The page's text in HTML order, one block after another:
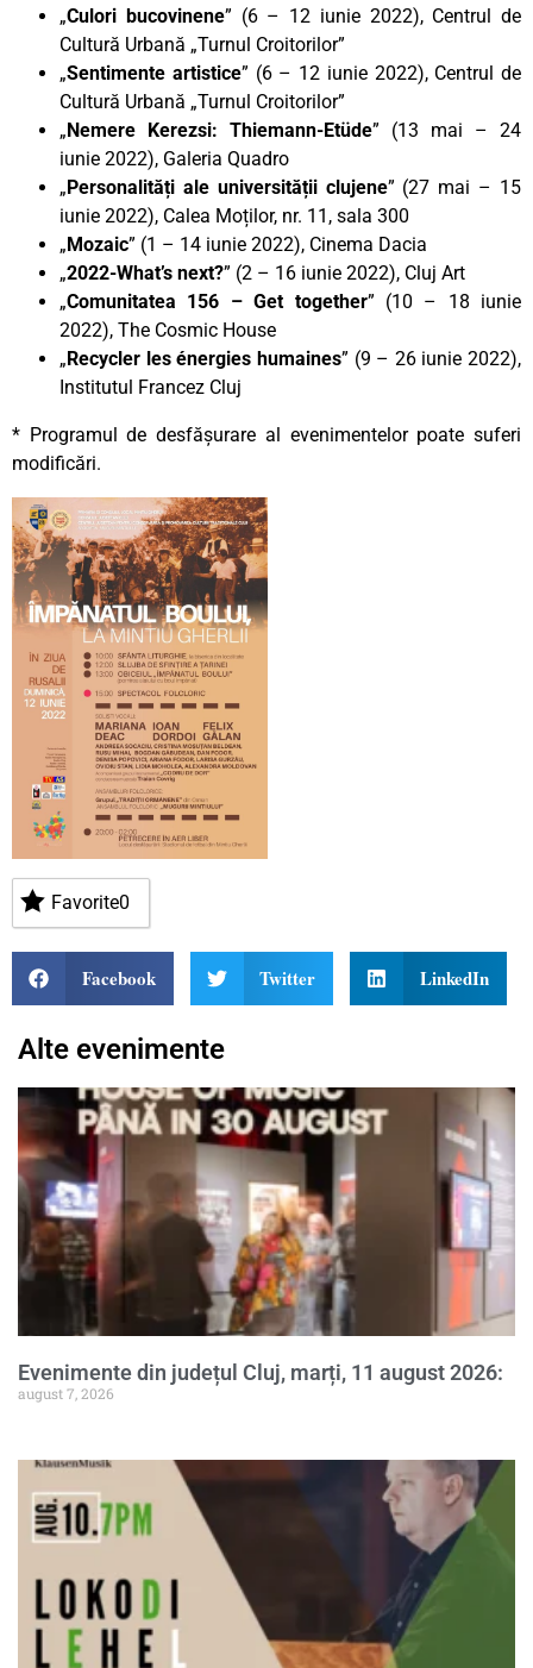
„Culori bucovinene” (6 – 12 iunie 2022), Centrul de
Cultură Urbană „Turnul Croitorilor”
„Sentimente artistice” (6 – 12 iunie 2022), Centrul de
Cultură Urbană „Turnul Croitorilor”
„Nemere Kerezsi: Thiemann-Etüde” (13 mai – 24
iunie 2022), Galeria Quadro
„Personalități ale universității clujene” (27 mai – 15
iunie 2022), Calea Moților, nr. 11, sala 300
„Mozaic” (1 – 14 iunie 2022), Cinema Dacia
„2022-What’s next?” (2 – 16 iunie 2022), Cluj Art
„Comunitatea 156 – Get together” (10 – 18 iunie
2022), The Cosmic House
„Recycler les énergies humaines” (9 – 26 iunie 2022),
Institutul Francez Cluj
* Programul de desfășurare al evenimentelor poate suferi
modificări.
Favorite0
Facebook Twitter LinkedIn
Alte evenimente
Evenimente din județul Cluj, marți, 11 august 2026:
august 7, 2026